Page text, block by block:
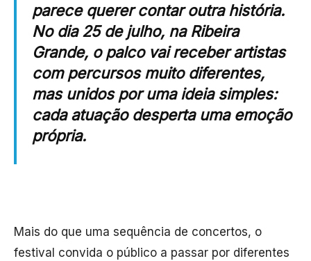
parece querer contar outra história.
No dia 25 de julho, na Ribeira
Grande, o palco vai receber artistas
com percursos muito diferentes,
mas unidos por uma ideia simples:
cada atuação desperta uma emoção
própria.
Mais do que uma sequência de concertos, o
festival convida o público a passar por diferentes